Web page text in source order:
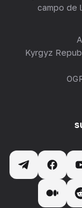
campo de
Kyrgyz